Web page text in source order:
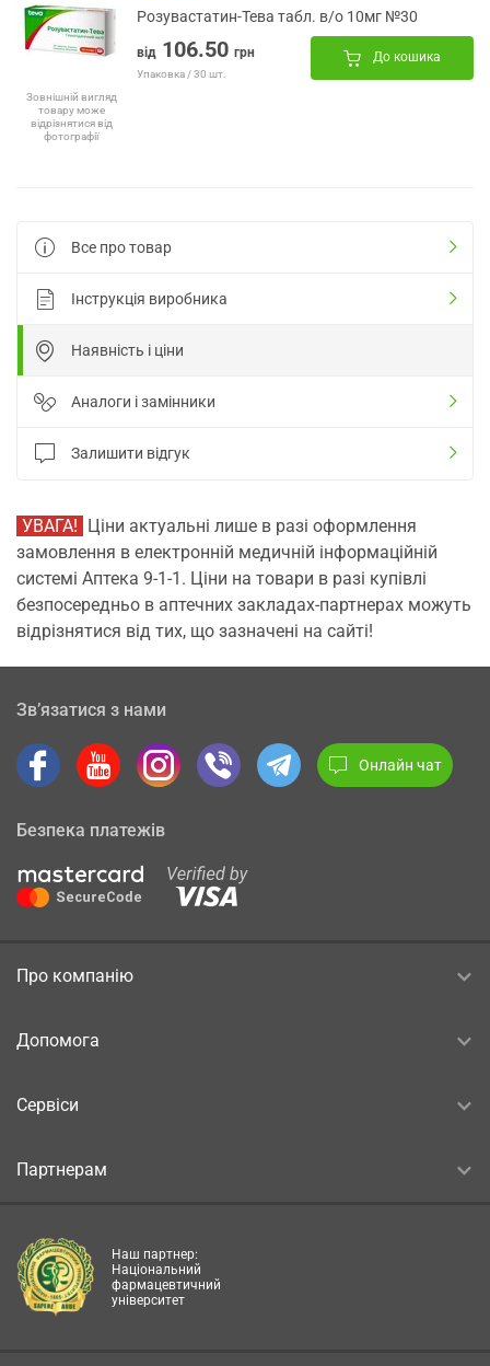
Зовнішній вигляд
товару може
відрізнятися від
фотографії
Розувастатин-Тева табл. в/о 10мг №30
від 106.50 грн
Упаковка / 30 шт.
До кошика
Все про товар
Інструкція виробника
Наявність і ціни
Аналоги і замінники
Залишити відгук
УВАГА! Ціни актуальні лише в разі оформлення
замовлення в електронній медичній інформаційній
системі Аптека 9-1-1. Ціни на товари в разі купівлі
безпосередньо в аптечних закладах-партнерах можуть
відрізнятися від тих, що зазначені на сайті!
Зв’язатися з нами
Онлайн чат
Безпека платежів
Про компанію
Допомога
Сервіси
Партнерам
Наш партнер:
Національний
фармацевтичний
університет